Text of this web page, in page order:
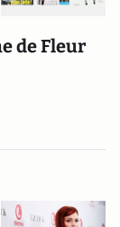
de Fleur